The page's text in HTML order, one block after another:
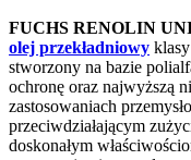
FUCHS RENOLIN
olej przekładniowy
stworzony na bazie
ochronę oraz najwyższą
zastosowaniach
przeciwdziałającym
doskonałym